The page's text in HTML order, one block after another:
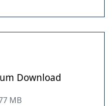
Download
MB